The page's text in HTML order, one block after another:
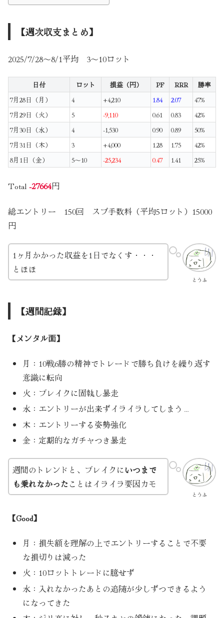
【週次収支まとめ】
2025/7/28～8/1平均 3～10ロット
日付 ロット 損益（円） PF RRR
勝率
7月28日（月）
4 +4,210 1.84 2.07
47%
7月29日（火）
5 -9,110 0.61 0.83
42%
7月30日（水）
4 -1,530 0.90 0.89
50%
7月31日（木）
3 +4,000 1.28 1.75
42%
8月1日（金）
5～10 -25,234 0.47 1.41 25%
Total -27664円
総エントリー 150回 スプ手数料（平均5ロット）15000
円
とうふ
1ヶ月かかった収益を1日でなくす・・・
とほほ
【週間記録】
【メンタル面】
月：10戦6勝の精神でトレードで勝ち負けを繰り返す
意識に転向
火：ブレイクに固執し暴走
水：エントリーが出来ずイライラしてしまう…
木：エントリーする姿勢強化
金：定期的なガチャつき暴走
とうふ
週間のトレンドと、ブレイクにいつまで
も乗れなかった ことはイライラ要因カモ
【Good】
月：損失額を理解の上でエントリーすることで不要
な損切りは減った
火：10ロットトレードに臆せず
水：入れなかったあとの追随が少しずつできるよう
になってきた